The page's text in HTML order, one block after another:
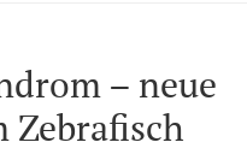
– neue
Zebrafisch